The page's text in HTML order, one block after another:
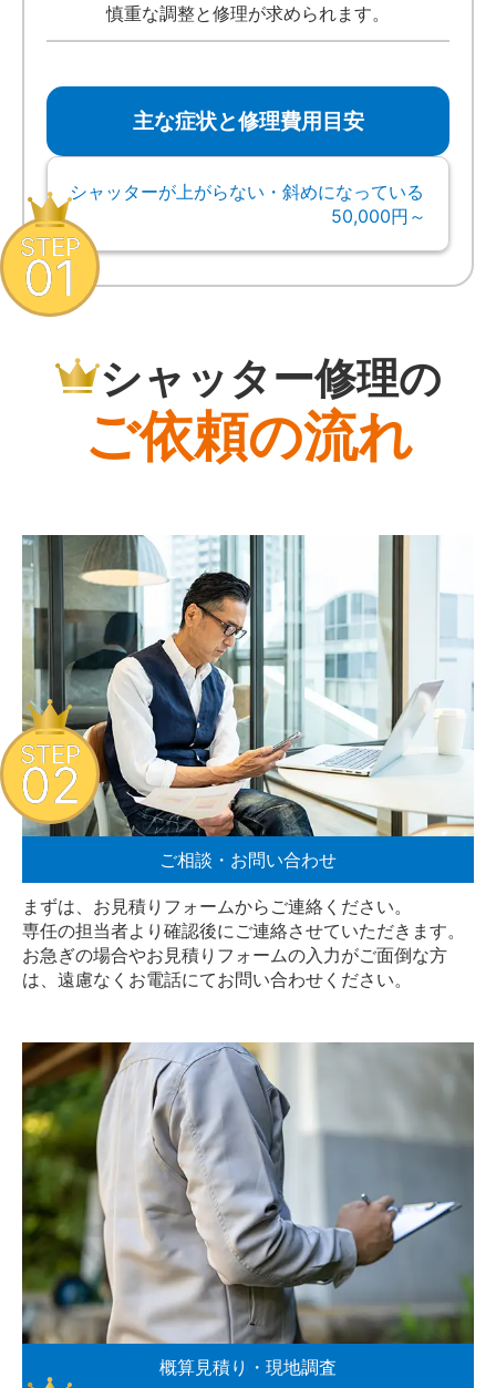
慎重な調整と修理が求められます。
主な症状と修理費用目安
シャッターが上がらない・斜めになっている
50,000円～
シャッター修理の
ご依頼の流れ
STEP
01
ご相談・お問い合わせ
まずは、お見積りフォームからご連絡ください。
専任の担当者より確認後にご連絡させていただきます。
お急ぎの場合やお見積りフォームの入力がご面倒な方
は、遠慮なく お電話にてお問い合わせください。
STEP
02
概算見積り・現地調査